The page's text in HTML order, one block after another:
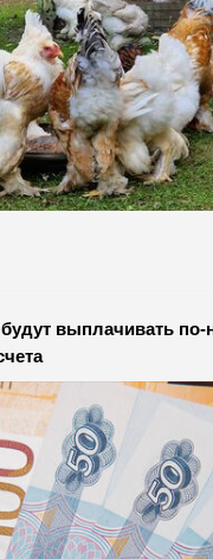
будут выплачивать